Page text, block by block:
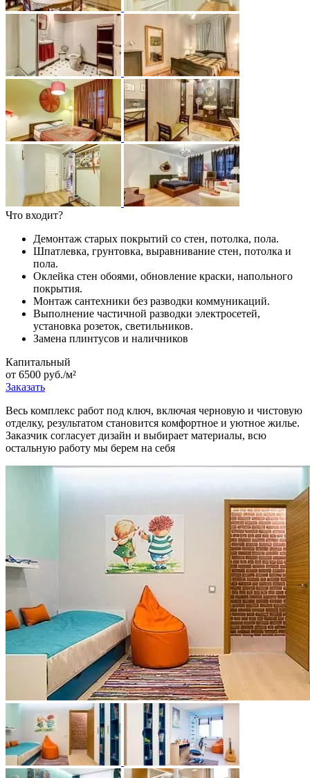
Что входит?
Демонтаж старых покрытий со стен, потолка, пола.
Шпатлевка, грунтовка, выравнивание стен, потолка и
пола.
Оклейка стен обоями, обновление краски, напольного
покрытия.
Монтаж сантехники без разводки коммуникаций.
Выполнение частичной разводки электросетей,
установка розеток, светильников.
Замена плинтусов и наличников
Капитальный
от 6500 руб./м²
Заказать
Весь комплекс работ под ключ, включая черновую и чистовую
отделку, результатом становится комфортное и уютное жилье.
Заказчик согласует дизайн и выбирает материалы, всю
остальную работу мы берем на себя